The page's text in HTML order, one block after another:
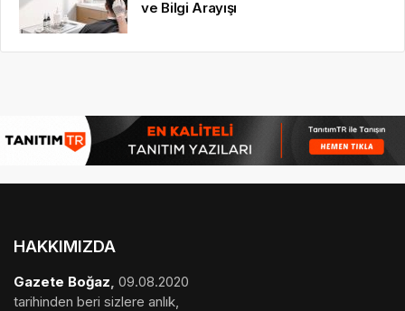
ve Bilgi Arayışı
HAKKIMIZDA
Gazete Boğaz, 09.08.2020
tarihinden beri sizlere anlık,